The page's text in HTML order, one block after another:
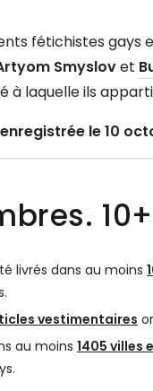
fétichistes gays
Smyslovet
à laquelle ils
enregistrée le 10
livrés dans au moins
vestimentaires
au moins 1405 villes